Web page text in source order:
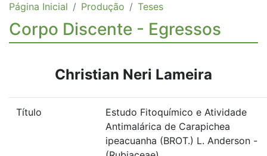
Página Inicial Produção Teses
Corpo Discente - Egressos
Christian Neri Lameira
Título
Estudo Fitoquímico e Atividade
Antimalárica de Carapichea
ipeacuanha (BROT.) L. Anderson -